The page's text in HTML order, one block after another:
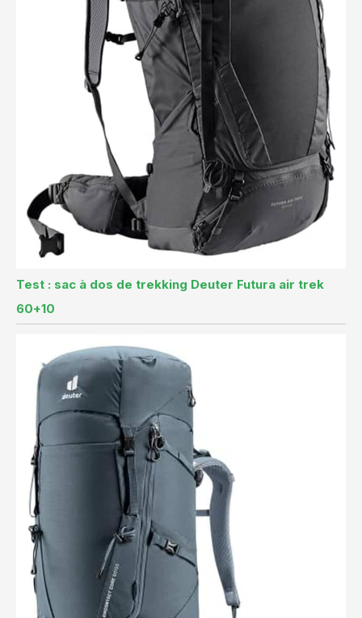
Test : sac à dos de trekking Deuter Futura air trek
60+10